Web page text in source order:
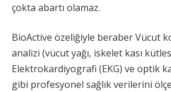
çokta abartı olamaz.
BioActive özeliğiyle beraber Vücut
analizi (vücut yağı, iskelet kası
Elektrokardiyografi (EKG) ve optik
gibi profesyonel sağlık verilerini